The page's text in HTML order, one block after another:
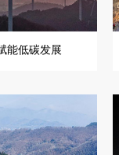
能低碳发展